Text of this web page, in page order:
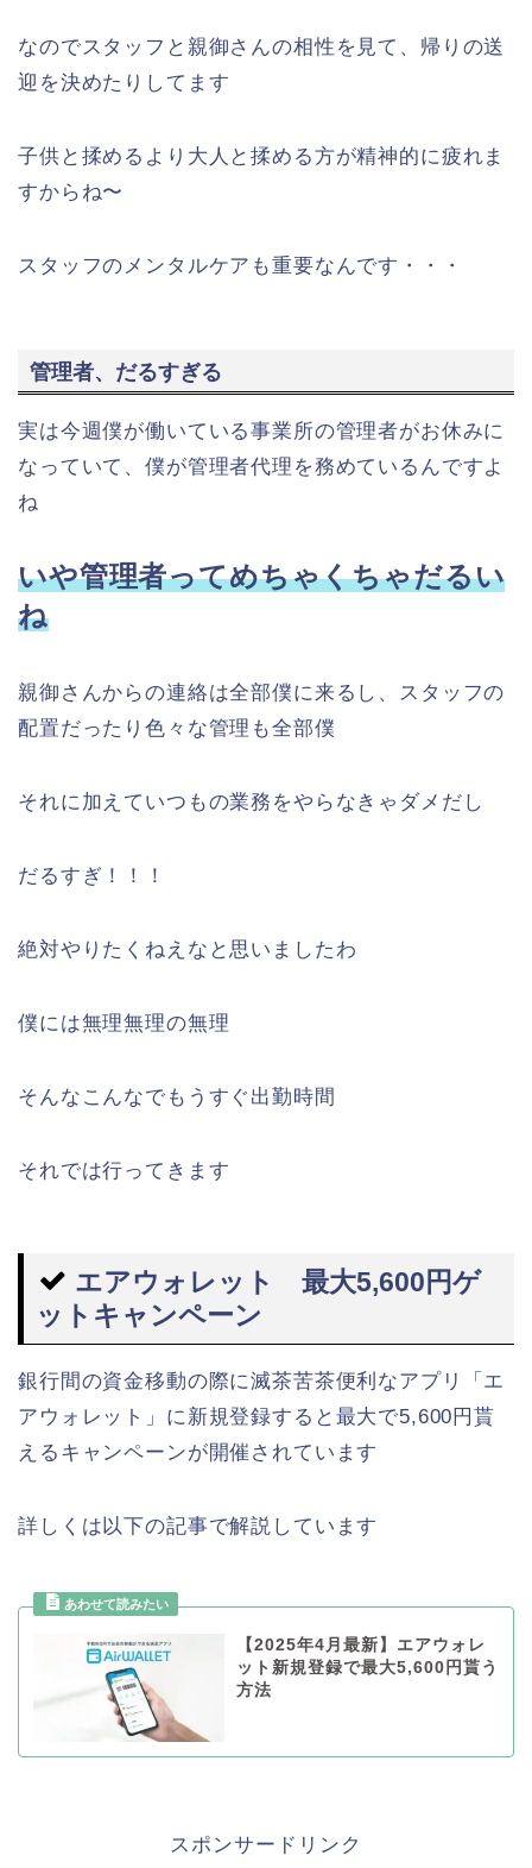
なのでスタッフと親御さんの相性を見て、帰りの送
迎を決めたりしてます
子供と揉めるより大人と揉める方が精神的に疲れま
すからね〜
スタッフのメンタルケアも重要なんです・・・
管理者、だるすぎる
実は今週僕が働いている事業所の管理者がお休みに
なっていて、僕が管理者代理を務めているんですよ
ね
いや管理者ってめちゃくちゃだるい
ね
親御さんからの連絡は全部僕に来るし、スタッフの
配置だったり色々な管理も全部僕
それに加えていつもの業務をやらなきゃダメだし
だるすぎ！！！
絶対やりたくねえなと思いましたわ
僕には無理無理の無理
そんなこんなでもうすぐ出勤時間
それでは行ってきます
エアウォレット 最大5,600円ゲ
ットキャンペーン
銀行間の資金移動の際に滅茶苦茶便利なアプリ「エ
アウォレット」に新規登録すると最大で5,600円貰
えるキャンペーンが開催されています
詳しくは以下の記事で解説しています
【2025年4月最新】エアウォレ
ット新規登録で最大5,600円貰う
方法
スポンサードリンク